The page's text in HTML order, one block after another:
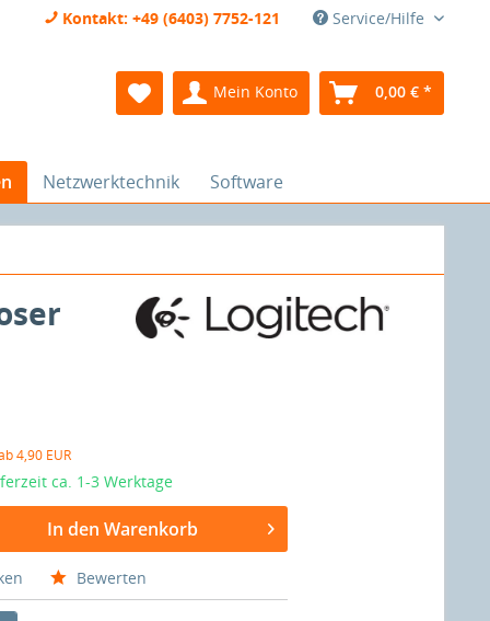
Kontakt: +49 (6403) 7752-121 Service/Hilfe
Mein Konto 0,00 € *
Netzwerktechnik Software
4,90 EUR
ca. 1-3 Werktage
In den Warenkorb
Bewerten